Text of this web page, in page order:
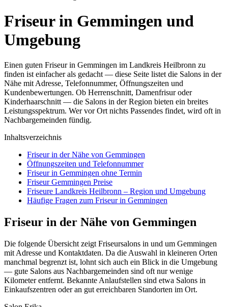
Friseur in Gemmingen und
Umgebung
Einen guten Friseur in Gemmingen im Landkreis Heilbronn zu
finden ist einfacher als gedacht — diese Seite listet die Salons in der
Nähe mit Adresse, Telefonnummer, Öffnungszeiten und
Kundenbewertungen. Ob Herrenschnitt, Damenfrisur oder
Kinderhaarschnitt — die Salons in der Region bieten ein breites
Leistungsspektrum. Wer vor Ort nichts Passendes findet, wird oft in
Nachbargemeinden fündig.
Inhaltsverzeichnis
Friseur in der Nähe von Gemmingen
Öffnungszeiten und Telefonnummer
Friseur in Gemmingen ohne Termin
Friseur Gemmingen Preise
Friseure Landkreis Heilbronn – Region und Umgebung
Häufige Fragen zum Friseur in Gemmingen
Friseur in der Nähe von Gemmingen
Die folgende Übersicht zeigt Friseursalons in und um Gemmingen
mit Adresse und Kontaktdaten. Da die Auswahl in kleineren Orten
manchmal begrenzt ist, lohnt sich auch ein Blick in die Umgebung
— gute Salons aus Nachbargemeinden sind oft nur wenige
Kilometer entfernt. Bekannte Anlaufstellen sind etwa Salons in
Einkaufszentren oder an gut erreichbaren Standorten im Ort.